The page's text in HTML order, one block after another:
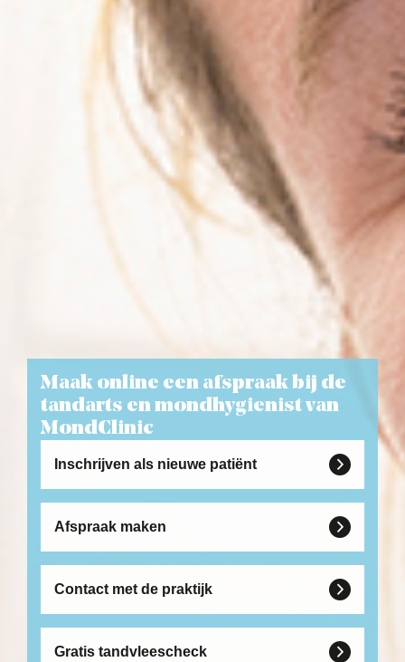
Maak online een afspraak bij de
tandarts en mondhygienist van
MondClinic
Inschrijven als nieuwe patiënt 
Afspraak maken 
Contact met de praktijk 
Gratis tandvleescheck 